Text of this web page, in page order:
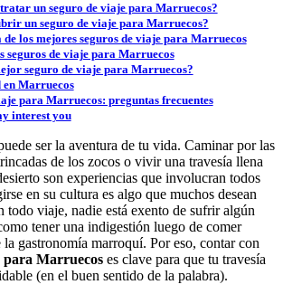
un seguro de viaje para Marruecos?
un seguro de viaje para Marruecos?
los mejores seguros de viaje para Marruecos
seguros de viaje para Marruecos
seguro de viaje para Marruecos?
Marruecos
para Marruecos: preguntas frecuentes
interest you
ser la aventura de tu vida. Caminar por las
de los zocos o vivir una travesía llena
son experiencias que involucran todos
en su cultura es algo que muchos desean
todo viaje, nadie está exento de sufrir algún
tener una indigestión luego de comer
gastronomía marroquí. Por eso, contar con
para Marruecos es clave para que tu travesía
(en el buen sentido de la palabra).